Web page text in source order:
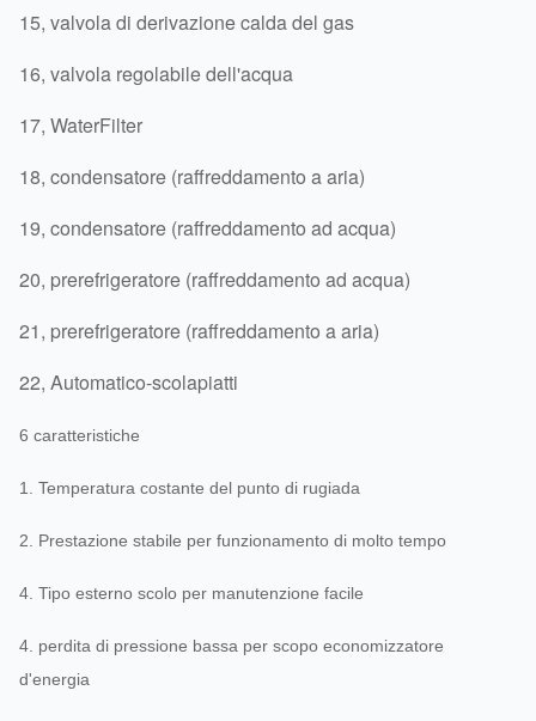
15, valvola di derivazione calda del gas
16, valvola regolabile dell'acqua
17, WaterFilter
18, condensatore (raffreddamento a aria)
19, condensatore (raffreddamento ad acqua)
20, prerefrigeratore (raffreddamento ad acqua)
21, prerefrigeratore (raffreddamento a aria)
22, Automatico-scolapiatti
6 caratteristiche
1. Temperatura costante del punto di rugiada
2. Prestazione stabile per funzionamento di molto tempo
4. Tipo esterno scolo per manutenzione facile
4. perdita di pressione bassa per scopo economizzatore
d'energia